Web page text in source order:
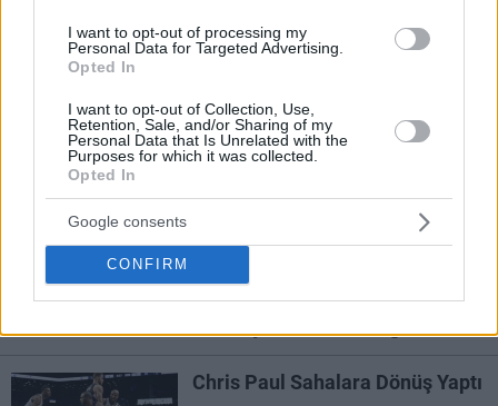
I want to opt-out of processing my
Personal Data for Targeted Advertising.
Opted In
I want to opt-out of Collection, Use,
Retention, Sale, and/or Sharing of my
Personal Data that Is Unrelated with the
Purposes for which it was collected.
Opted In
Google consents
CONFIRM
Tecrübeli forvet Dorell Wright,
Yazın Ardından: Los Angeles
Clippers
17/SEP/16 10:53
by Buğra Uzar/ info@eurohoops.net
sonraki sezonki hedeflerine bakmayı
Los Angeles Clippers ile
Chris Paul Sahalara Dönüş Yaptı